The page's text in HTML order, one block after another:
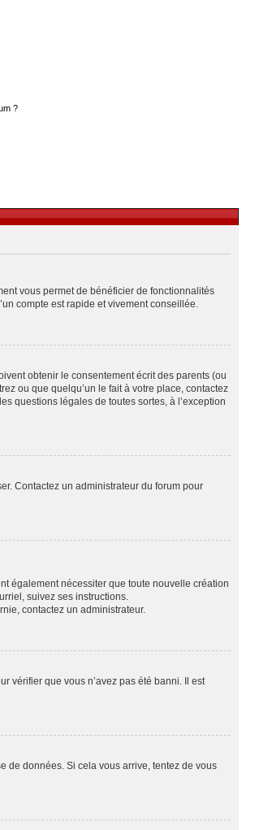
?
vous permet de bénéficier de fonctionnalités
compte est rapide et vivement conseillée.
obtenir le consentement écrit des parents (ou
ou que quelqu’un le fait à votre place, contactez
questions légales de toutes sortes, à l’exception
Contactez un administrateur du forum pour
également nécessiter que toute nouvelle création
suivez ses instructions.
contactez un administrateur.
vérifier que vous n’avez pas été banni. Il est
de données. Si cela vous arrive, tentez de vous